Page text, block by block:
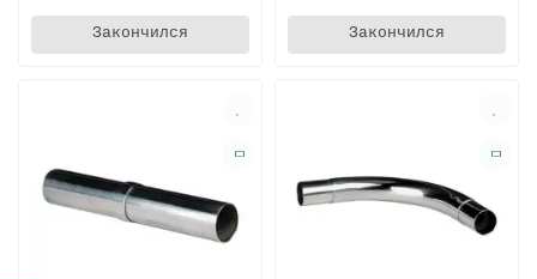
Закончился Закончился